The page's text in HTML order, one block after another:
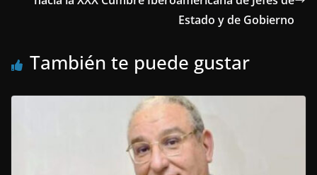
Estado y de Gobierno
También te puede gustar